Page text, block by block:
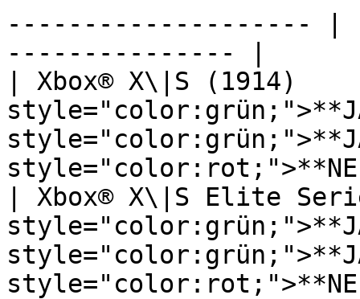
-------------------- |
--------------- |
| Xbox® X\|S (1914)
| Xbox® X\|S Elite